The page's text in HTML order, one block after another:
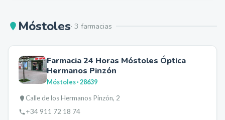
Móstoles· 3 farmacias
Farmacia 24 Horas Móstoles Óptica
Hermanos Pinzón
Móstoles· 28639
Calle de los Hermanos Pinzón, 2
+34 911 72 18 74